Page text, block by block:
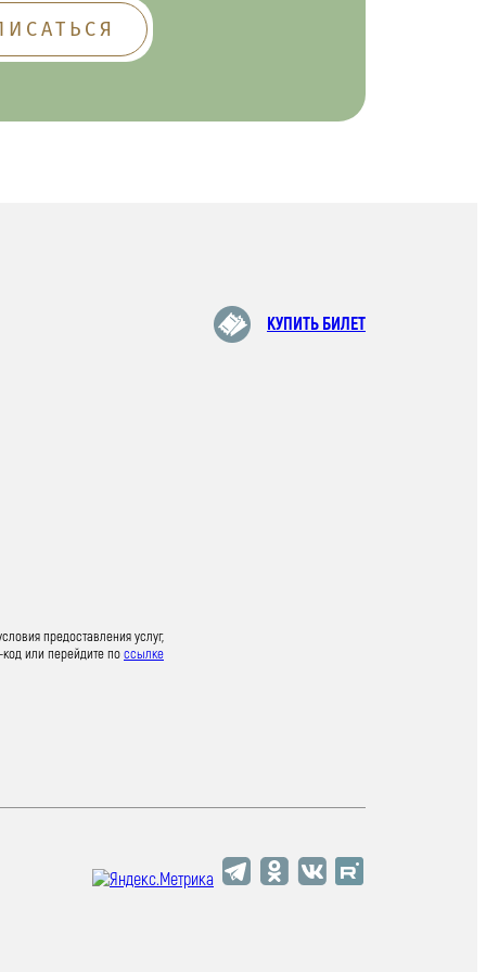
КУПИТЬ БИЛЕТ
предоставления услуг,
код или перейдите поссылке